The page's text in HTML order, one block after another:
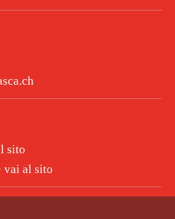
sito
vai al sito